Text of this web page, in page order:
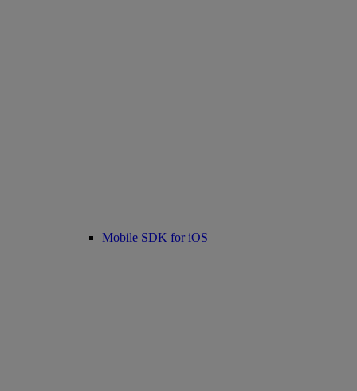
Mobile SDK for iOS